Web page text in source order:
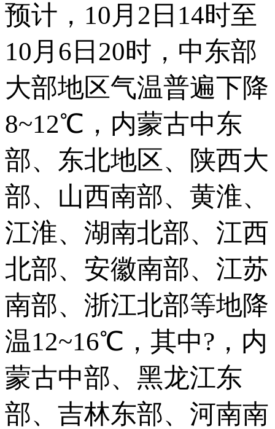
预计，10月2日14时至
10月6日20时，中东部
大部地区气温普遍下降
8~12℃，内蒙古中东
部、东北地区、陕西大
部、山西南部、黄淮、
江淮、湖南北部、江西
北部、安徽南部、江苏
南部、浙江北部等地降
温12~16℃，其中?，内
蒙古中部、黑龙江东
部、吉林东部、河南南